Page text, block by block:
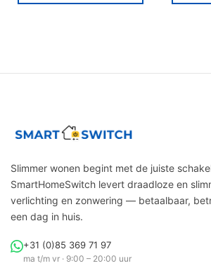
Slimmer wonen begint met de juiste
SmartHomeSwitch levert draadloze en
verlichting en zonwering — betaalbaar,
een dag in huis.
+31 (0)85 369 71 97
ma t/m vr · 9:00 – 20:00 uur